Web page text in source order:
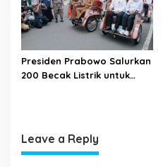
Presiden Prabowo Salurkan
200 Becak Listrik untuk
Leave a Reply